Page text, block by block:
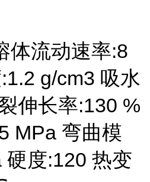
体流动速率:8
g/cm3 吸水
伸长率:130 %
MPa 弯曲模
度:120 热变